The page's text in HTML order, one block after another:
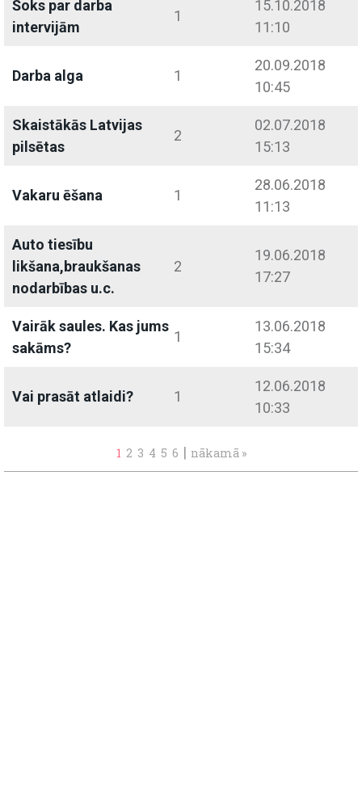
Šoks par darba
intervijām
1
15.10.2018
11:10
Darba alga 1
20.09.2018
10:45
Skaistākās Latvijas
pilsētas
2
02.07.2018
15:13
Vakaru ēšana 1
28.06.2018
11:13
Auto tiesību
likšana,braukšanas
nodarbības u.c.
2
19.06.2018
17:27
Vairāk saules. Kas jums
sakāms?
1
13.06.2018
15:34
Vai prasāt atlaidi? 1
12.06.2018
10:33
1 2 3 4 5 6 | nākamā »